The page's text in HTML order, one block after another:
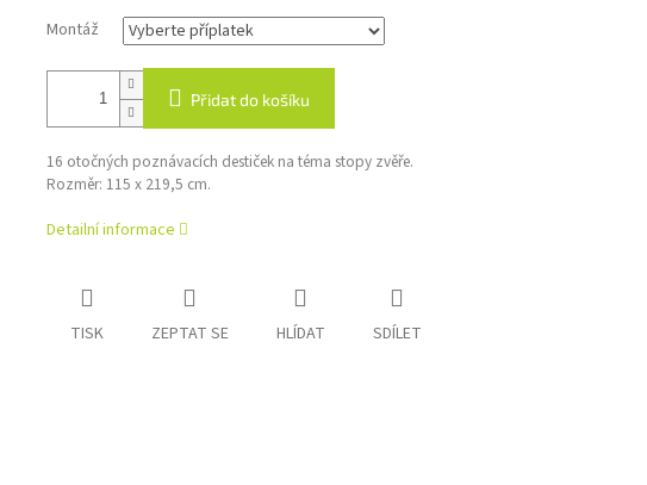
Montáž
Přidat do košíku
16 otočných poznávacích destiček na téma stopy zvěře.
Rozměr: 115 x 219,5 cm.
Detailní informace
TISK ZEPTAT SE HLÍDAT SDÍLET